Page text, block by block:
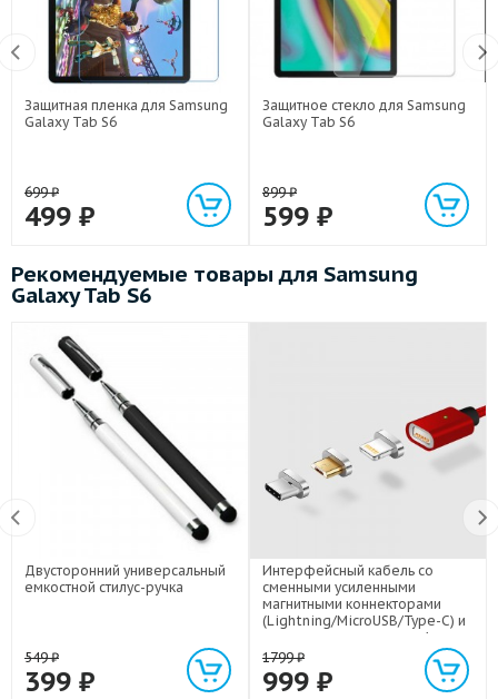
Защитная пленка для Samsung
Galaxy Tab S6
699₽
499 ₽
Защитное стекло для Samsung
Galaxy Tab S6
899₽
599 ₽
Рекомендуемые товары для Samsung
Galaxy Tab S6
Двусторонний универсальный
емкостной стилус-ручка
549₽
399 ₽
Интерфейсный кабель со
сменными усиленными
магнитными коннекторами
(Lightning/MicroUSB/Type-C) и
световым индикатором 1м
1799₽
999 ₽